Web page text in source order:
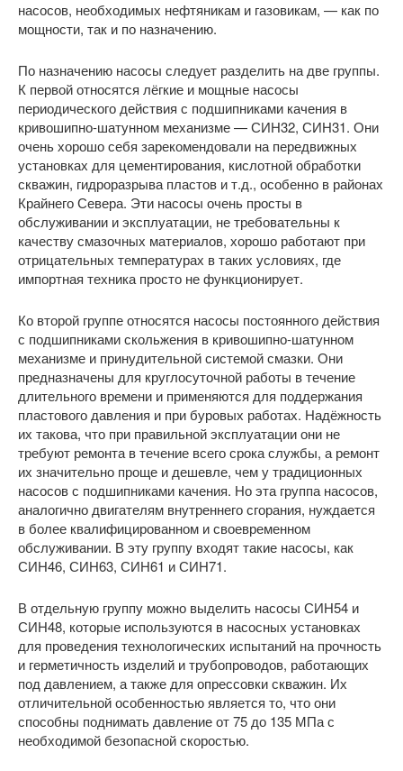
насосов, необходимых нефтяникам и газовикам, — как по
мощности, так и по назначению.
По назначению насосы следует разделить на две группы.
К первой относятся лёгкие и мощные насосы
периодического действия с подшипниками качения в
кривошипно-шатунном механизме — СИН32, СИН31. Они
очень хорошо себя зарекомендовали на передвижных
установках для цементирования, кислотной обработки
скважин, гидроразрыва пластов и т.д., особенно в районах
Крайнего Севера. Эти насосы очень просты в
обслуживании и эксплуатации, не требовательны к
качеству смазочных материалов, хорошо работают при
отрицательных температурах в таких условиях, где
импортная техника просто не функционирует.
Ко второй группе относятся насосы постоянного действия
с подшипниками скольжения в кривошипно-шатунном
механизме и принудительной системой смазки. Они
предназначены для круглосуточной работы в течение
длительного времени и применяются для поддержания
пластового давления и при буровых работах. Надёжность
их такова, что при правильной эксплуатации они не
требуют ремонта в течение всего срока службы, а ремонт
их значительно проще и дешевле, чем у традиционных
насосов с подшипниками качения. Но эта группа насосов,
аналогично двигателям внутреннего сгорания, нуждается
в более квалифицированном и своевременном
обслуживании. В эту группу входят такие насосы, как
СИН46, СИН63, СИН61 и СИН71.
В отдельную группу можно выделить насосы СИН54 и
СИН48, которые используются в насосных установках
для проведения технологических испытаний на прочность
и герметичность изделий и трубопроводов, работающих
под давлением, а также для опрессовки скважин. Их
отличительной особенностью является то, что они
способны поднимать давление от 75 до 135 МПа с
необходимой безопасной скоростью.